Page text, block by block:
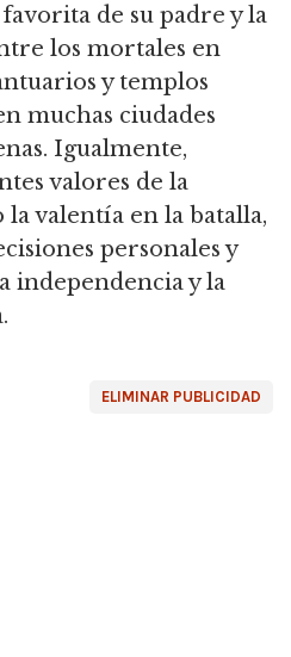
de su padre y la
los mortales en
y templos
muchas ciudades
Igualmente,
valores de la
valentía en la batalla,
personales y
independencia y la
ELIMINAR PUBLICIDAD